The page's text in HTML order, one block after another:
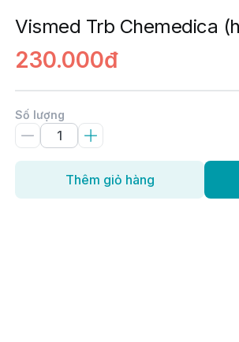
Vismed Trb Chemedica
230.000đ
Số lượng
Thêm giỏ hàng